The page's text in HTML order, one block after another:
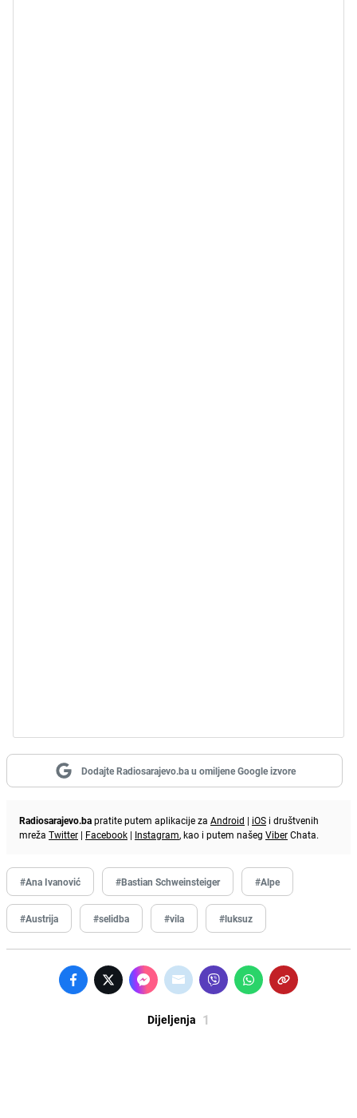
Dodajte Radiosarajevo.ba u omiljene Google izvore
Radiosarajevo.bapratite putem aplikacije za Android | iOS i društvenih
mreža Twitter | Facebook | Instagram, kao i putem našeg ViberChata.
#Ana Ivanović #Bastian Schweinsteiger #Alpe
#Austrija #selidba #vila #luksuz
Dijeljenja 1